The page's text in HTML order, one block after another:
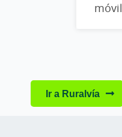
móvil
Ir a Ruralvía